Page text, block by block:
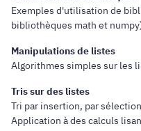
Exemples d'utilisation de
bibliothèques math et
Manipulations de listes
Algorithmes simples sur les
Tris sur des listes
Tri par insertion, par
Application à des calculs